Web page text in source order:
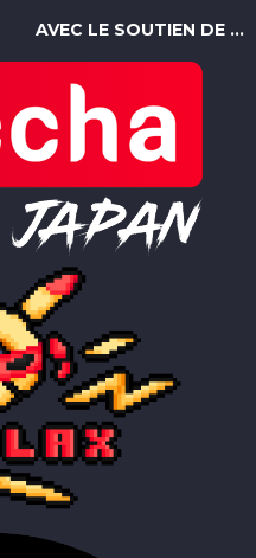
AVEC LE SOUTIEN DE ...